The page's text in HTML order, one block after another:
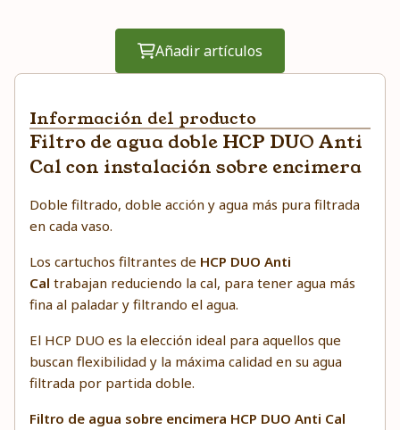
Añadir artículos
Información del producto
Filtro de agua doble HCP DUO Anti
Cal con instalación sobre encimera
Doble filtrado, doble acción y agua más pura filtrada
en cada vaso.
Los cartuchos filtrantes de HCP DUO Anti
Cal trabajan reduciendo la cal, para tener agua más
fina al paladar y filtrando el agua.
El HCP DUO es la elección ideal para aquellos que
buscan flexibilidad y la máxima calidad en su agua
filtrada por partida doble.
Filtro de agua sobre encimera HCP DUO Anti Cal